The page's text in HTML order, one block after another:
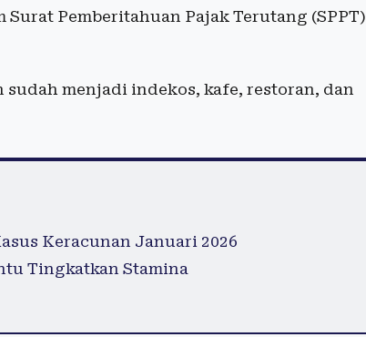
Pemberitahuan Pajak Terutang (SPPT)
menjadi indekos, kafe, restoran, dan
Keracunan Januari 2026
Tingkatkan Stamina